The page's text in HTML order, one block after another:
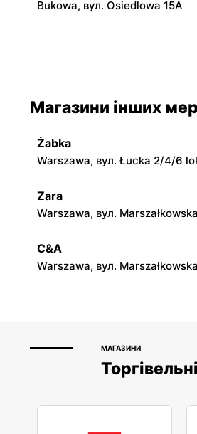
Bukowa, вул. Osiedlowa 15A
Jadachy, вул. Jadachy 111
moje sklepy
Górki, вул. Górki 71
moje sklepy
Hyżne, вул. Hyżne 100
Магазини інших
Żabka
Warszawa, вул. Łucka 2/4/6
Zara
Warszawa, вул.
C&A
Warszawa, вул.
МАГАЗИНИ